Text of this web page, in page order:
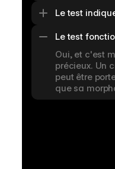
Le test
Le test
Oui, et c'est
précieux. Un
peut être
que sa